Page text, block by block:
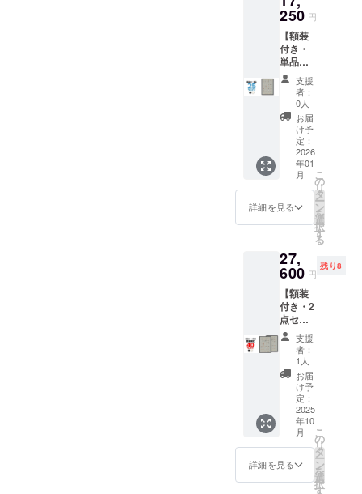
輸80サ
イズに
て1,200
円程の
中継料
追加が
別途必
要とな
ります)
※ご注文
状況、
使用部
材の供
給状
況、製
上の都
合等に
荷時期
が遅れ
る場合
があり
ます
定」月
の月末
です ※
送料込
の価格
です ※
沖縄離
島へは
別途中
継料が
必要で
す(注文
確認後
に料金
をご案
す-額な
しの場
輸80サ
イズに
て1,200
円程の
中継料
追加が
別途必
要とな
ります)
※ご注文
状況、
使用部
材の供
給状
況、製
上の都
合等に
ドケー
ス1個に
2枚のポ
スター
を入れ
てお届
けいた
します
※額は付
属いた
しませ
ん ※国
内配送
のみと
す ※お
届け日
定」月
の月末
です ※
送料込
の価格
です ※
沖縄離
島へは
別途中
継料が
必要で
す(注文
確認後
に料金
をご案
す-額な
しの場
フセッ
ト印刷
・生
産：日
本 ハー
ドケー
ス仕様
・サイ
ズ：直
80mmx
長さ
580mm
・生
産：日
本 ※ 専
2枚のポ
スター
を入れ
てお届
けいた
します
※額は付
属いた
しませ
ん ※国
内配送
のみと
なりま
す ※お
届け日
届け予
定」月
「黒」
か
「白」
を選べ
ます 内
容 ・動
物病院
の「犬
ポス
ター」
x 1 ・額
装（黒
or 白）
x 1 ポス
ター仕
様 ・サ
m) ・用
紙：印
刷用特
殊紙
195gs
m ・印
刷：オ
フセッ
ト印刷
・生
産：日
様 ・寸
法：735
x 19 x
529mm
・額
250 円
【額装
付き・
単品】
一般販
売予定
価格
￥23,00
0(税込)
のとこ
ろ、 →
25%OF
F￥17,2
50(税
込) 額装
は
「黒」
「白」
を選べ
ます 内
容 ・動
物病院
の「犬
ポス
ター」
x 1 ・額
装（黒
or 白）
x 1 ポス
ター仕
様 ・サ
イズ：
B2(515
x728m
支援
者：
0人
お届
け予
定：
2026
年01
月
詳細を見る
こ
の
リ
タ
ー
ン
を
選
択
す
る
27,
600 円
残り8
【額装
付き・2
点セッ
ト】 先
着9名様
限定！
一般販
売予定
価格
￥23,00
0(税込)
2=￥46,
000(税
込)のと
ころ、
支援
者：
1人
お届
け予
定：
2025
年10
月
詳細を見る
こ
の
リ
タ
ー
ン
を
選
択
す